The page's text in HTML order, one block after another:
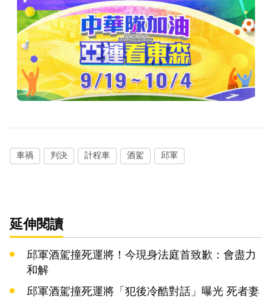
車禍 判決 計程車 酒駕 邱軍
延伸閱讀
邱軍酒駕撞死運將！今現身法庭首致歉：會盡力
和解
邱軍酒駕撞死運將「犯後冷酷對話」曝光 死者妻